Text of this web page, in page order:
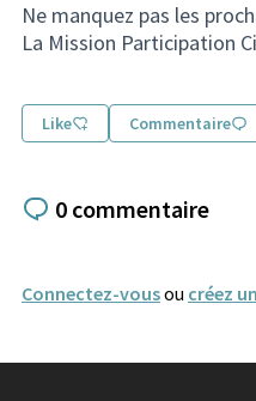
Ne manquez pas les
La Mission Participation
Like Commentaire
0 commentaire
Connectez-vousou créez